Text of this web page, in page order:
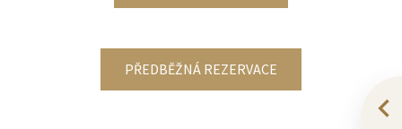
PŘEDBĚŽNÁ REZERVACE